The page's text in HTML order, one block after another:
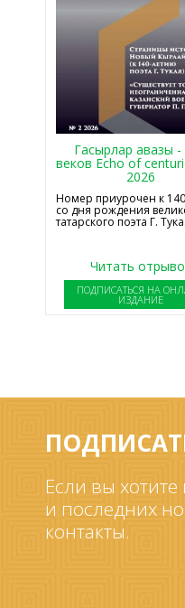
Гасырлар авазы -
веков Echo of
2026
Номер приурочен к
со дня рождения
татарского поэта Г.
Читать
ПОДПИСАТЬСЯ НА
ИЗДАНИЕ
Если вы
и последних
контакты.